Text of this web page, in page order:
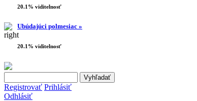
20.1% viditelnosť
Ubúdajúci polmesiac »
20.1% viditelnosť
Vyhľadávanie
Registrovať Prihlásiť
Odhlásiť